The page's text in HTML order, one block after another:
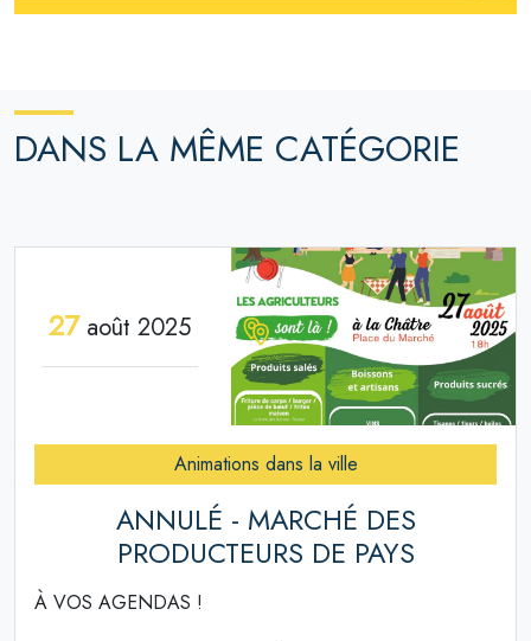
DANS LA MÊME CATÉGORIE
27août 2025
Animations dans la ville
ANNULÉ - MARCHÉ DES
PRODUCTEURS DE PAYS
À VOS AGENDAS !